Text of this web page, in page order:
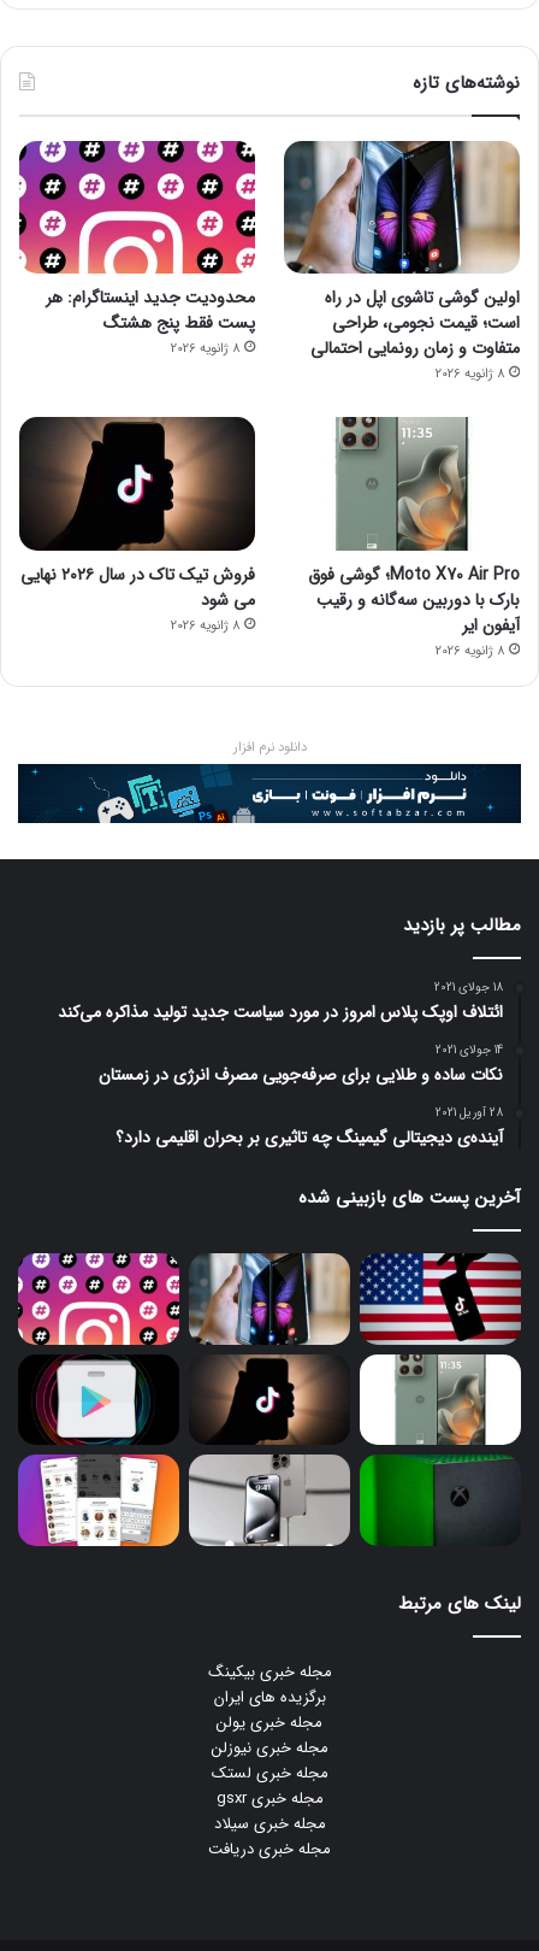
نوشته‌های تازه
اولین گوشی تاشوی اپل در راه
است؛ قیمت نجومی، طراحی
متفاوت و زمان رونمایی احتمالی
8 ژانویه 2026
محدودیت جدید اینستاگرام: هر
پست فقط پنج هشتگ
8 ژانویه 2026
Moto X70 Air Pro؛ گوشی فوق
بارک با دوربین سه‌گانه و رقیب
آیفون ایر
8 ژانویه 2026
فروش تیک تاک در سال ۲۰۲۶ نهایی
می شود
8 ژانویه 2026
دانلود نرم افزار
مطالب پر بازدید
18 جولای 2021
ائتلاف اوپک پلاس امروز در مورد سیاست جدید تولید مذاکره می‌کند
14 جولای 2021
نکات ساده و طلایی برای صرفه‌جویی مصرف انرژی در زمستان
28 آوریل 2021
آینده‌ی دیجیتالی گیمینگ چه تاثیری بر بحران اقلیمی دارد؟
آخرین پست های بازبینی شده
لینک های مرتبط
مجله خبری بیکینگ
برگزیده های ایران
مجله خبری یولن
مجله خبری نیوزلن
مجله خبری لستک
مجله خبری gsxr
مجله خبری سیلاد
مجله خبری دریافت